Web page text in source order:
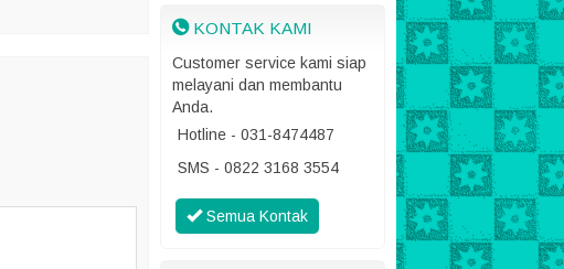
KONTAK KAMI
Customer service kami siap
melayani dan membantu
Anda.
Hotline - 031-8474487
SMS - 0822 3168 3554
Semua Kontak